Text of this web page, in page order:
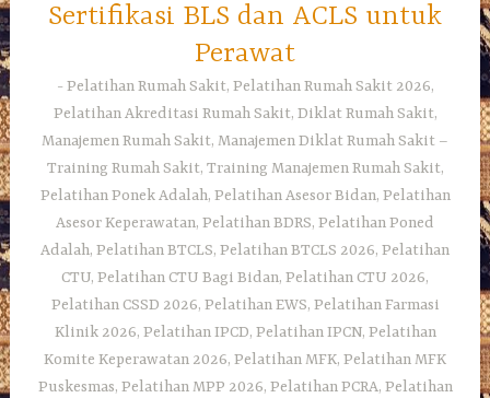
Sertifikasi BLS dan ACLS untuk
Perawat
Pelatihan Rumah Sakit, Pelatihan Rumah Sakit 2026,
Pelatihan Akreditasi Rumah Sakit, Diklat Rumah Sakit,
Manajemen Rumah Sakit, Manajemen Diklat Rumah Sakit –
Training Rumah Sakit, Training Manajemen Rumah Sakit,
Pelatihan Ponek Adalah, Pelatihan Asesor Bidan, Pelatihan
Asesor Keperawatan, Pelatihan BDRS, Pelatihan Poned
Adalah, Pelatihan BTCLS, Pelatihan BTCLS 2026, Pelatihan
CTU, Pelatihan CTU Bagi Bidan, Pelatihan CTU 2026,
Pelatihan CSSD 2026, Pelatihan EWS, Pelatihan Farmasi
Klinik 2026, Pelatihan IPCD, Pelatihan IPCN, Pelatihan
Komite Keperawatan 2026, Pelatihan MFK, Pelatihan MFK
Puskesmas, Pelatihan MPP 2026, Pelatihan PCRA, Pelatihan